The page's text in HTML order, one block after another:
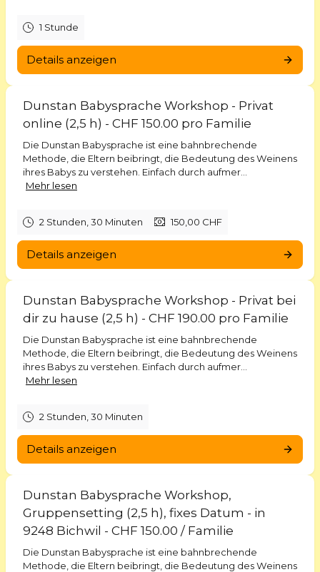
1 Stunde
Details anzeigen
Dunstan Babysprache Workshop - Privat
online (2,5 h) - CHF 150.00 pro Familie
Die Dunstan Babysprache ist eine bahnbrechende
Methode, die Eltern beibringt, die Bedeutung des Weinens
ihres Babys zu verstehen. Einfach durch aufmer...
Mehr lesen
2 Stunden, 30 Minuten 150,00 CHF
Details anzeigen
Dunstan Babysprache Workshop - Privat bei
dir zu hause (2,5 h) - CHF 190.00 pro Familie
Die Dunstan Babysprache ist eine bahnbrechende
Methode, die Eltern beibringt, die Bedeutung des Weinens
ihres Babys zu verstehen. Einfach durch aufmer...
Mehr lesen
2 Stunden, 30 Minuten
Details anzeigen
Dunstan Babysprache Workshop,
Gruppensetting (2,5 h), fixes Datum - in
9248 Bichwil - CHF 150.00 / Familie
Die Dunstan Babysprache ist eine bahnbrechende
Methode, die Eltern beibringt, die Bedeutung des Weinens